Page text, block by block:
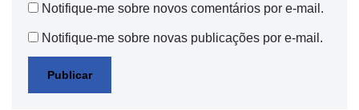
Notifique-me sobre novos comentários por e-mail.
Notifique-me sobre novas publicações por e-mail.